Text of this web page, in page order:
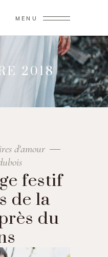
MENU
2018
d'amour
festif
de la
du